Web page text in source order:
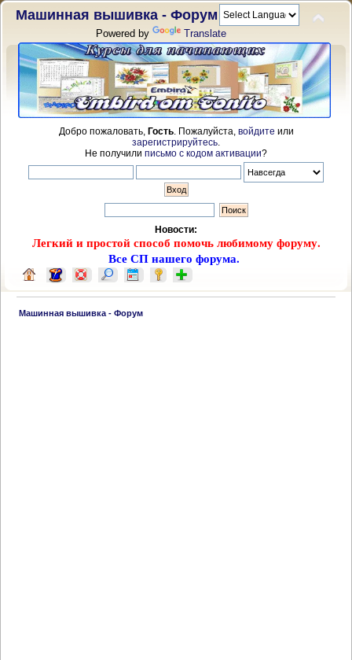
Машинная вышивка - Форум
Powered by Translate
Добро пожаловать, Гость. Пожалуйста, войдите или
зарегистрируйтесь
Не получили письмо с кодом активации?
Новости:
Легкий и простой способ помочь любимому форуму.
Все СП нашего форума.
Машинная вышивка - Форум